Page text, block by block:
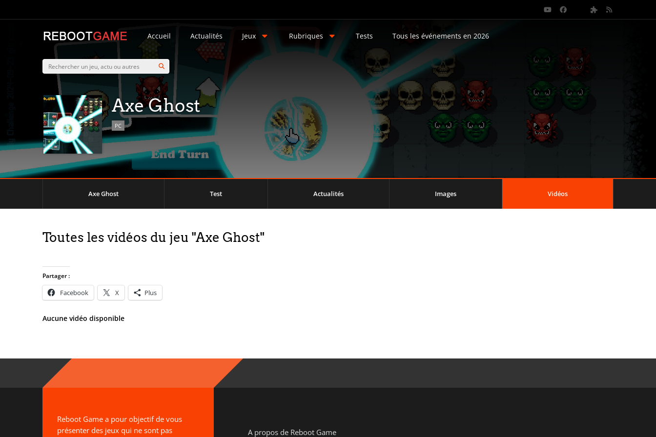
Accueil Actualités Jeux Rubriques Tests Tous les événements en 2026
Axe Ghost
PC
Axe Ghost Test Actualités Images Vidéos
Toutes les vidéos du jeu "Axe Ghost"
Partager :
Facebook X Plus
Aucune vidéo disponible
Reboot Game a pour objectif de vous
présenter des jeux qui ne sont pas
A propos de Reboot Game